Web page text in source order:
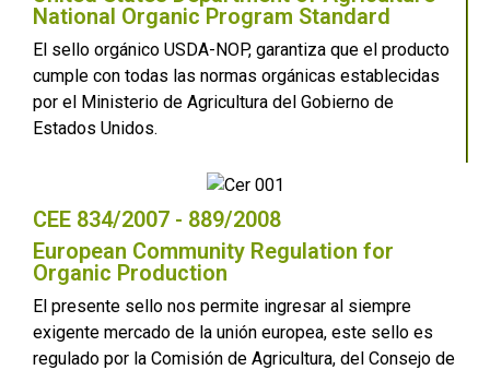
National Organic Program Standard
El sello orgánico USDA-NOP, garantiza que el producto
cumple con todas las normas orgánicas establecidas
por el Ministerio de Agricultura del Gobierno de
Estados Unidos.
CEE 834/2007 - 889/2008
European Community Regulation for
Organic Production
El presente sello nos permite ingresar al siempre
exigente mercado de la unión europea, este sello es
regulado por la Comisión de Agricultura, del Consejo de